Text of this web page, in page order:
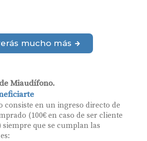
mucho más
Miaudífono.
consiste en un ingreso directo de
(100€ en caso de ser cliente
que se cumplan las